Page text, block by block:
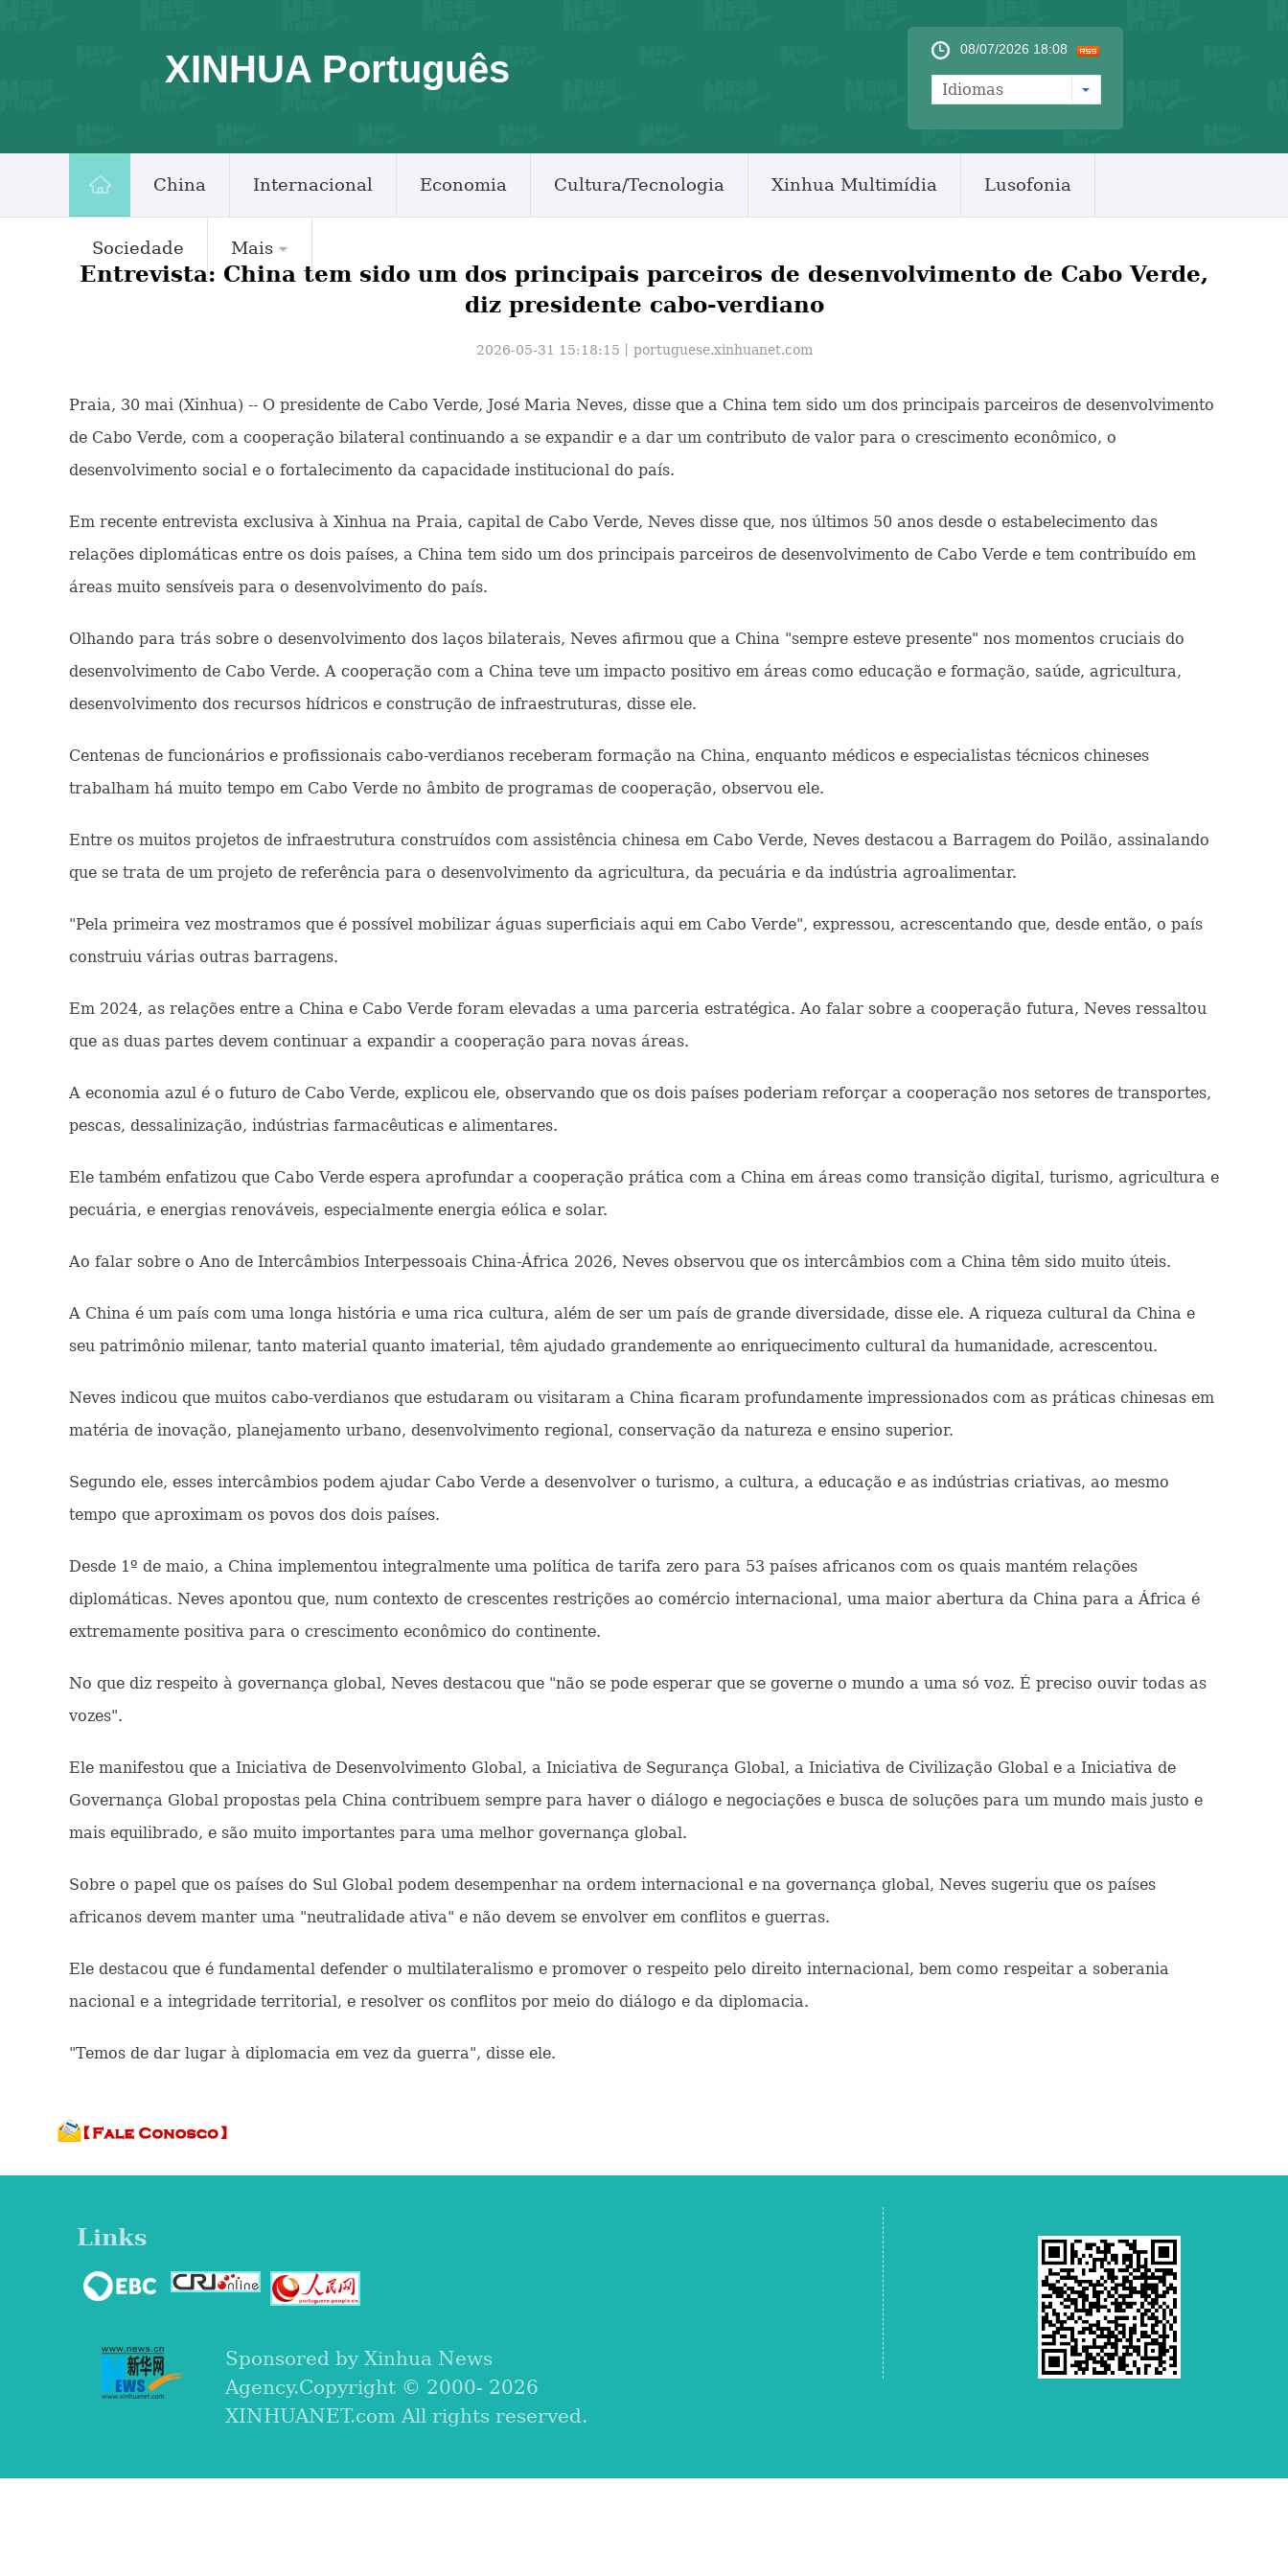
XINHUA Português 08/07/2026 18:08
Idiomas
China Internacional Economia Cultura/Tecnologia Xinhua Multimídia Lusofonia
Sociedade Mais
Entrevista: China tem sido um dos principais parceiros de desenvolvimento de Cabo Verde,
diz presidente cabo-verdiano
2026-05-31 15:18:15丨 portuguese.xinhuanet.com
Praia, 30 mai (Xinhua) -- O presidente de Cabo Verde, José Maria Neves, disse que a China tem sido um dos principais parceiros de desenvolvimento
de Cabo Verde, com a cooperação bilateral continuando a se expandir e a dar um contributo de valor para o crescimento econômico, o
desenvolvimento social e o fortalecimento da capacidade institucional do país.
Em recente entrevista exclusiva à Xinhua na Praia, capital de Cabo Verde, Neves disse que, nos últimos 50 anos desde o estabelecimento das
relações diplomáticas entre os dois países, a China tem sido um dos principais parceiros de desenvolvimento de Cabo Verde e tem contribuído em
áreas muito sensíveis para o desenvolvimento do país.
Olhando para trás sobre o desenvolvimento dos laços bilaterais, Neves afirmou que a China "sempre esteve presente" nos momentos cruciais do
desenvolvimento de Cabo Verde. A cooperação com a China teve um impacto positivo em áreas como educação e formação, saúde, agricultura,
desenvolvimento dos recursos hídricos e construção de infraestruturas, disse ele.
Centenas de funcionários e profissionais cabo-verdianos receberam formação na China, enquanto médicos e especialistas técnicos chineses
trabalham há muito tempo em Cabo Verde no âmbito de programas de cooperação, observou ele.
Entre os muitos projetos de infraestrutura construídos com assistência chinesa em Cabo Verde, Neves destacou a Barragem do Poilão, assinalando
que se trata de um projeto de referência para o desenvolvimento da agricultura, da pecuária e da indústria agroalimentar.
"Pela primeira vez mostramos que é possível mobilizar águas superficiais aqui em Cabo Verde", expressou, acrescentando que, desde então, o país
construiu várias outras barragens.
Em 2024, as relações entre a China e Cabo Verde foram elevadas a uma parceria estratégica. Ao falar sobre a cooperação futura, Neves ressaltou
que as duas partes devem continuar a expandir a cooperação para novas áreas.
A economia azul é o futuro de Cabo Verde, explicou ele, observando que os dois países poderiam reforçar a cooperação nos setores de transportes,
pescas, dessalinização, indústrias farmacêuticas e alimentares.
Ele também enfatizou que Cabo Verde espera aprofundar a cooperação prática com a China em áreas como transição digital, turismo, agricultura e
pecuária, e energias renováveis, especialmente energia eólica e solar.
Ao falar sobre o Ano de Intercâmbios Interpessoais China-África 2026, Neves observou que os intercâmbios com a China têm sido muito úteis.
A China é um país com uma longa história e uma rica cultura, além de ser um país de grande diversidade, disse ele. A riqueza cultural da China e
seu patrimônio milenar, tanto material quanto imaterial, têm ajudado grandemente ao enriquecimento cultural da humanidade, acrescentou.
Neves indicou que muitos cabo-verdianos que estudaram ou visitaram a China ficaram profundamente impressionados com as práticas chinesas em
matéria de inovação, planejamento urbano, desenvolvimento regional, conservação da natureza e ensino superior.
Segundo ele, esses intercâmbios podem ajudar Cabo Verde a desenvolver o turismo, a cultura, a educação e as indústrias criativas, ao mesmo
tempo que aproximam os povos dos dois países.
Desde 1º de maio, a China implementou integralmente uma política de tarifa zero para 53 países africanos com os quais mantém relações
diplomáticas. Neves apontou que, num contexto de crescentes restrições ao comércio internacional, uma maior abertura da China para a África é
extremamente positiva para o crescimento econômico do continente.
No que diz respeito à governança global, Neves destacou que "não se pode esperar que se governe o mundo a uma só voz. É preciso ouvir todas as
vozes".
Ele manifestou que a Iniciativa de Desenvolvimento Global, a Iniciativa de Segurança Global, a Iniciativa de Civilização Global e a Iniciativa de
Governança Global propostas pela China contribuem sempre para haver o diálogo e negociações e busca de soluções para um mundo mais justo e
mais equilibrado, e são muito importantes para uma melhor governança global.
Sobre o papel que os países do Sul Global podem desempenhar na ordem internacional e na governança global, Neves sugeriu que os países
africanos devem manter uma "neutralidade ativa" e não devem se envolver em conflitos e guerras.
Ele destacou que é fundamental defender o multilateralismo e promover o respeito pelo direito internacional, bem como respeitar a soberania
nacional e a integridade territorial, e resolver os conflitos por meio do diálogo e da diplomacia.
"Temos de dar lugar à diplomacia em vez da guerra", disse ele.
Links
Sponsored by Xinhua News
Agency.Copyright © 2000- 2026
XINHUANET.com All rights reserved.